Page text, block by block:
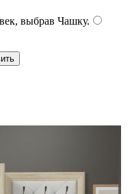
выбрав Чашку.